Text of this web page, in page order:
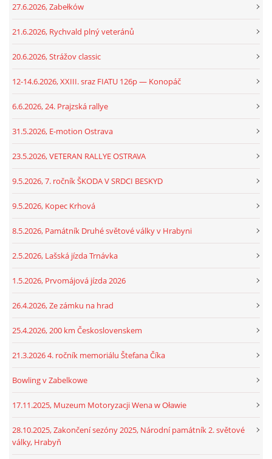
27.6.2026, Zabełków
21.6.2026, Rychvald plný veteránů
20.6.2026, Strážov classic
12-14.6.2026, XXIII. sraz FIATU 126p — Konopáč
6.6.2026, 24. Prajzská rallye
31.5.2026, E-motion Ostrava
23.5.2026, VETERAN RALLYE OSTRAVA
9.5.2026, 7. ročník ŠKODA V SRDCI BESKYD
9.5.2026, Kopec Krhová
8.5.2026, Památník Druhé světové války v Hrabyni
2.5.2026, Lašská jízda Trnávka
1.5.2026, Prvomájová jízda 2026
26.4.2026, Ze zámku na hrad
25.4.2026, 200 km Československem
21.3.2026 4. ročník memoriálu Štefana Číka
Bowling v Zabelkowe
17.11.2025, Muzeum Motoryzacji Wena w Oławie
28.10.2025, Zakončení sezóny 2025, Národní památník 2. světové
války, Hrabyň